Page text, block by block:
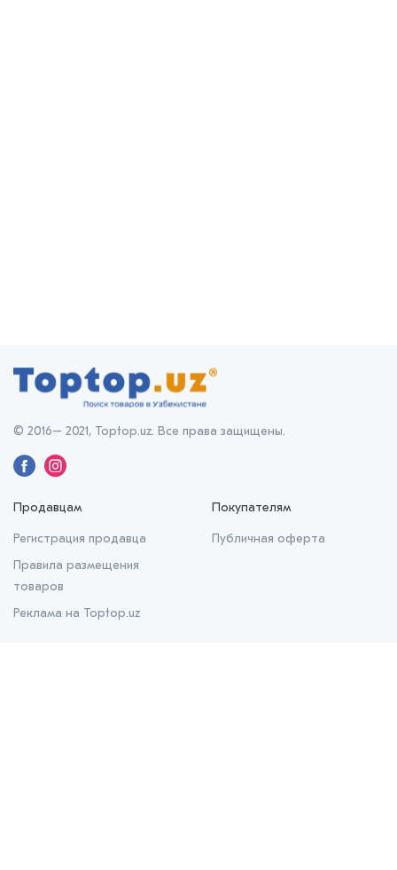
Продавцам
Регистрация продавца
Правила размещения
товаров
Реклама на Toptop.uz
Покупателям
Публичная оферта
© 2016– 2021, Toptop.uz. Все права защищены.